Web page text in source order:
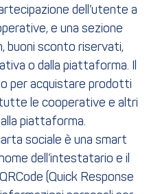
dell’utente a
e una sezione
buoni sconto riservati,
o dalla piattaforma. Il
per acquistare prodotti
le cooperative e altri
piattaforma.
sociale è una smart
dell’intestatario e il
(Quick Response